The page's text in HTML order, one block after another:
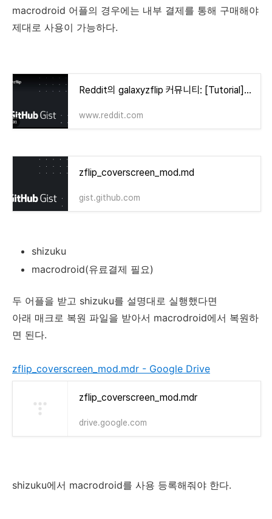
macrodroid 어플의 경우에는 내부 결제를 통해 구매해야
제대로 사용이 가능하다.
Reddit의 galaxyzflip 커뮤니티: [Tutorial] Z Flip 5/6 Enable Cover Screen Rotation and Recent Apps (No Root)
www.reddit.com
zflip_coverscreen_mod.md
gist.github.com
shizuku
macrodroid(유료결제 필요)
두 어플을 받고 shizuku를 설명대로 실행했다면
아래 매크로 복원 파일을 받아서 macrodroid에서 복원하
면 된다.
zflip_coverscreen_mod.mdr - Google Drive
zflip_coverscreen_mod.mdr
drive.google.com
shizuku에서 macrodroid를 사용 등록해줘야 한다.